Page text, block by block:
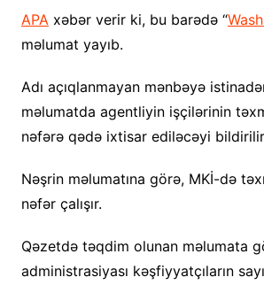
APA xəbər verir ki, bu barədə “
məlumat yayıb.
Adı açıqlanmayan mənbəyə
məlumatda agentliyin işçilərinin
nəfərə qədə ixtisar ediləcəyi
Nəşrin məlumatına görə, MKİ-də
nəfər çalışır.
Qəzetdə təqdim olunan məlumata
administrasiyası kəşfiyyatçıların